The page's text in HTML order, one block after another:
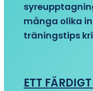
många olika
träningstips
ETT